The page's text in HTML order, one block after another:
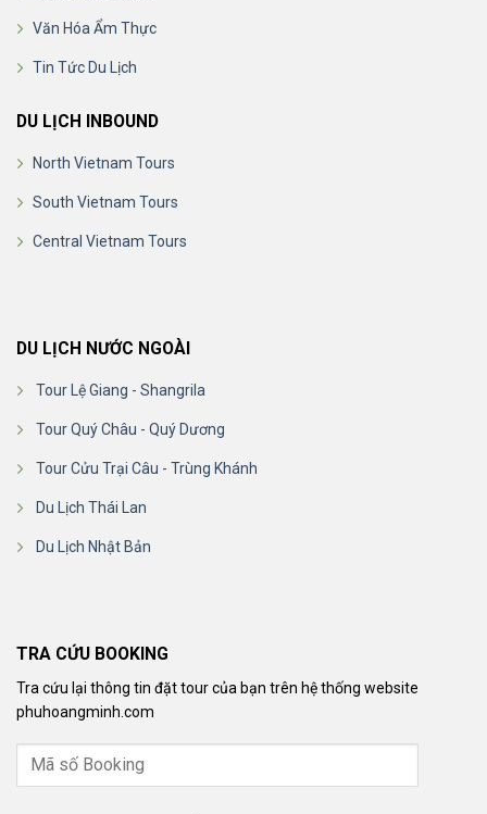
Văn Hóa Ẩm Thực
Tin Tức Du Lịch
DU LỊCH INBOUND
North Vietnam Tours
South Vietnam Tours
Central Vietnam Tours
DU LỊCH NƯỚC NGOÀI
Tour Lệ Giang - Shangrila
Tour Quý Châu - Quý Dương
Tour Cửu Trại Câu - Trùng Khánh
Du Lịch Thái Lan
Du Lịch Nhật Bản
TRA CỨU BOOKING
Tra cứu lại thông tin đặt tour của bạn trên hệ thống website
phuhoangminh.com